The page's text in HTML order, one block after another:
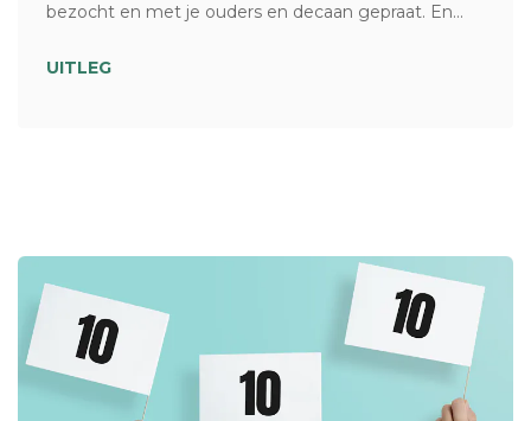
bezocht en met je ouders en decaan gepraat. En...
UITLEG